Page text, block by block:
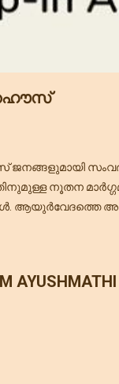
നൂതന
ആയുർവേദത്തെ
AYUSHMATHI